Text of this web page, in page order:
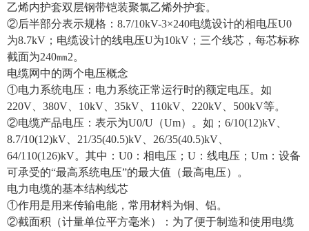
乙烯内护套双层钢带铠装聚氯乙烯外护套。
②后半部分表示规格：8.7/10kV-3×240电缆设计的相电压U0
为8.7kV；电缆设计的线电压U为10kV；三个线芯，每芯标称
截面为240㎜2。
电缆网中的两个电压概念
①电力系统电压：电力系统正常运行时的额定电压。如
220V、380V、10kV、35kV、110kV、220kV、500kV等。
②电缆产品电压：表示为U0/U（Um）。如；6/10(12)kV、
8.7/10(12)kV、21/35(40.5)kV、26/35(40.5)kV、
64/110(126)kV。其中：U0：相电压；U：线电压；Um：设备
可承受的“最高系统电压”的最大值（最高电压）。
电力电缆的基本结构线芯
①作用是用来传输电能，常用材料为铜、铝。
②截面积（计量单位平方毫米）：为了便于制造和使用电缆